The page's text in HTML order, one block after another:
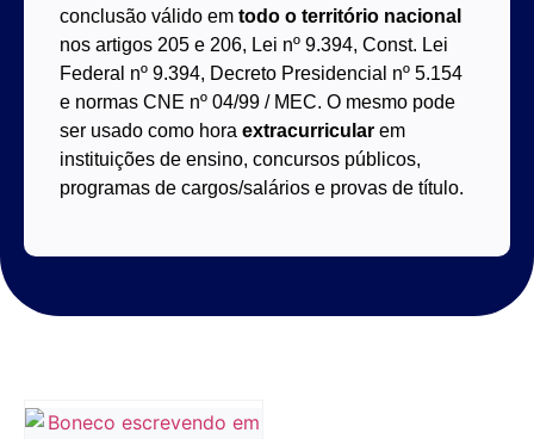
conclusão válido em todo o território nacional
nos artigos 205 e 206, Lei nº 9.394, Const. Lei
Federal nº 9.394, Decreto Presidencial nº 5.154
e normas CNE nº 04/99 / MEC. O mesmo pode
ser usado como hora extracurricular em
instituições de ensino, concursos públicos,
programas de cargos/salários e provas de título.